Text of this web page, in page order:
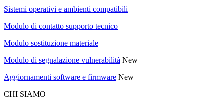
Sistemi operativi e ambienti compatibili
Modulo di contatto supporto tecnico
Modulo sostituzione materiale
Modulo di segnalazione vulnerabilità New
Aggiornamenti software e firmware New
CHI SIAMO